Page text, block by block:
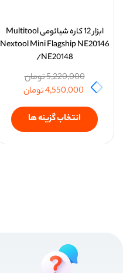
ابزار 12 کاره شیائومی Multitool
Nextool Mini Flagship NE20146
/NE20148
5,220,000تومان
4,550,000تومان
انتخاب گزینه ها